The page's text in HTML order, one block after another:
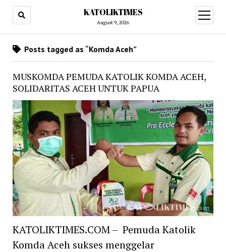
KATOLIKTIMES
August 9, 2026
open
menu
Posts tagged as “Komda Aceh”
MUSKOMDA PEMUDA KATOLIK KOMDA ACEH,
SOLIDARITAS ACEH UNTUK PAPUA
KATOLIKTIMES.COM – Pemuda Katolik
Komda Aceh sukses menggelar